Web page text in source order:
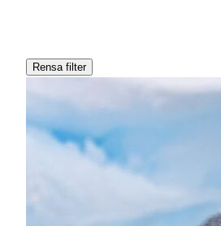
Rensa filter